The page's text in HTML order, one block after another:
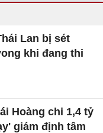
Lan bị sét
khi đang thi
Hoàng chi 1,4 tỷ
giám định tâm